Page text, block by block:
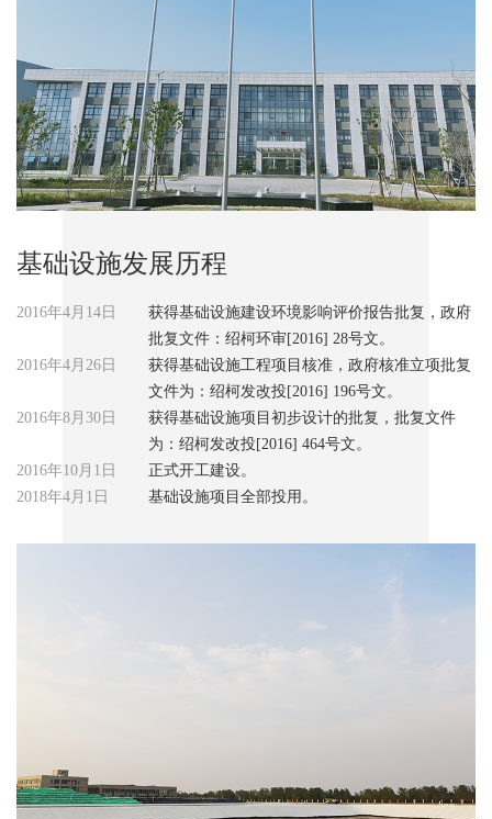
基础设施发展历程
2016年4月14日
获得基础设施建设环境影响评价报告批复，政府
批复文件：绍柯环审[2016] 28号文。
2016年4月26日
获得基础设施工程项目核准，政府核准立项批复
文件为：绍柯发改投[2016] 196号文。
2016年8月30日
获得基础设施项目初步设计的批复，批复文件
为：绍柯发改投[2016] 464号文。
2016年10月1日
正式开工建设。
2018年4月1日
基础设施项目全部投用。